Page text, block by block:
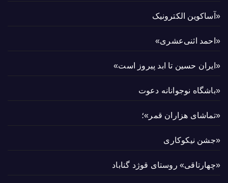
«آساکوین الکترونیک
«احمد اثنی‌عشری»
«ایران حسین تا ابد پیروز است»
«باشگاه نوجوانانه دعوت
«تماشای هزاران قمر»؛
«جشن نیکوکاری
«چهارتاقی» روستای قوژد گناباد